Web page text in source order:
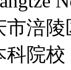
涪
院